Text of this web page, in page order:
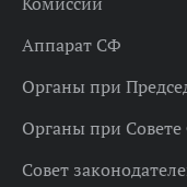
Аппарат СФ
Органы при
Органы при
Совет